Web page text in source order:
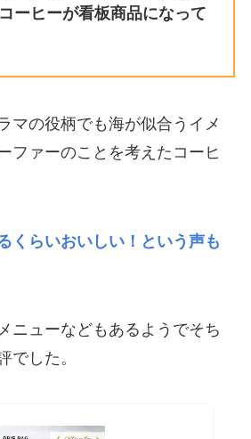
ーヒーが看板商品になって
マの役柄でも海が似合うイメ
ファーのことを考えたコーヒ
くらいおいしい！という声も
ニューなどもあるようでそち
でした。